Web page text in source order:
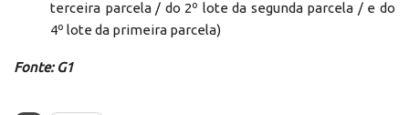
terceira parcela / do 2º lote da segunda parcela / e do
4º lote da primeira parcela)
Fonte: G1